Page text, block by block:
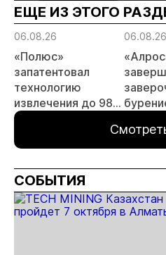
ЕЩЕ ИЗ ЭТОГО
06.08.26
«Полюс»
запатентовал
технологию
извлечения до 98%
золота из
металлургического
шлака
06.08.26
СОБЫТИЯ